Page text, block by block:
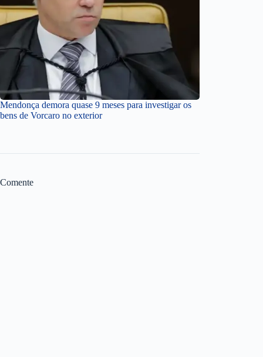
Mendonça demora quase 9 meses para investigar os
bens de Vorcaro no exterior
Comente